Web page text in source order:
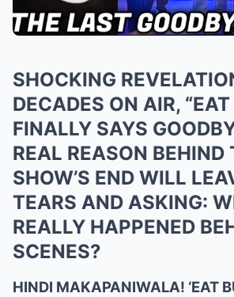
SHOCKING
DECADES ON AIR,
FINALLY SAYS
REAL REASON BEHIND
SHOW’S END WILL
TEARS AND ASKING:
REALLY HAPPENED
SCENES?
HINDI MAKAPANIWALA! ‘EAT